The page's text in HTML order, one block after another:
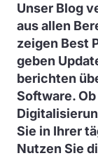
Unser Blog
aus allen
zeigen Best
geben
berichten
Software.
Sie in Ihrer
Nutzen Sie